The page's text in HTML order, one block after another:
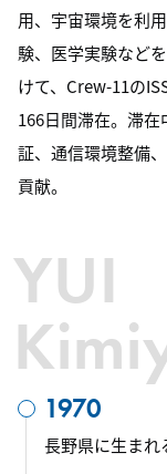
用、宇宙環境を利
験、医学実験など
けて、Crew-11の
166日間滞在。滞
証、通信環境整備
貢献。
YUI
1970
長野県に生まれ